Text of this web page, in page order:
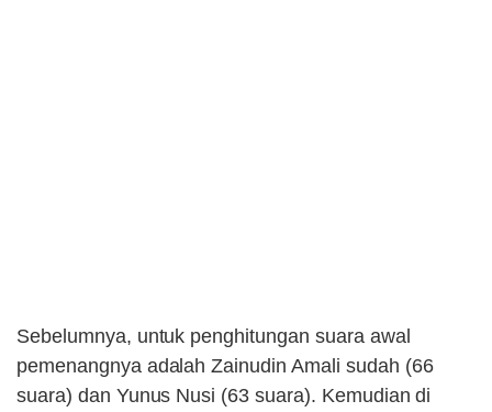
Sebelumnya, untuk penghitungan suara awal
pemenangnya adalah Zainudin Amali sudah (66
suara) dan Yunus Nusi (63 suara). Kemudian di